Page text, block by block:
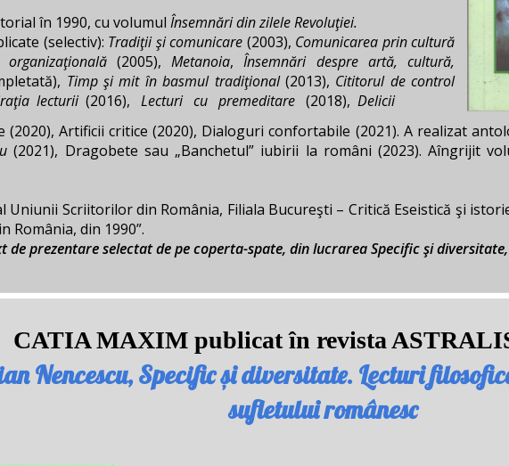
în 1990, cu volumul Însemnări din zilele Revoluţiei.
(selectiv): Tradiţii şi comunicare (2003), Comunicarea prin cultură
(2005), Metanoia,Însemnări despre artă, cultură,
Timp şi mit în basmul tradiţional(2013), Cititorul de control
lecturii(2016), Lecturi cu premeditare (2018), Delicii
(2020), Artificii critice (2020), Dialoguri confortabile (2021). A realizat
(2021), Dragobete sau „Banchetul” iubirii la români (2023). Aîngrijit
Uniunii Scriitorilor din România, Filiala Bucureşti – Critică Eseistică şi
România, din 1990”.
prezentare selectat de pe coperta-spate, din lucrarea Specific şi
CATIA MAXIM publicat în revista
Nencescu, Specific și diversitate. Lecturi
sufletului românesc